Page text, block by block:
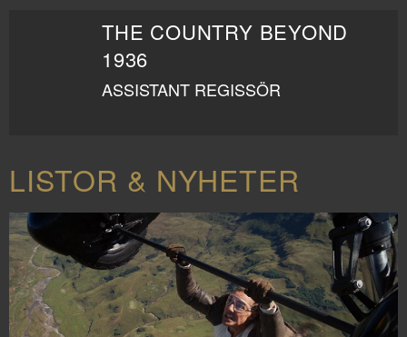
THE COUNTRY BEYOND
1936
ASSISTANT REGISSÖR
LISTOR & NYHETER